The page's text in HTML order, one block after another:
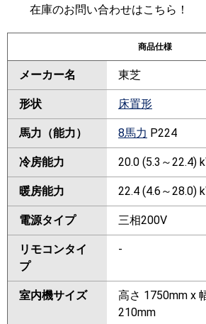
在庫のお問い合わせはこちら！
商品仕様
メーカー名 東芝
形状 床置形
馬力（能力） 8馬力 P224
冷房能力 20.0 (5.3～22.4)
暖房能力 22.4 (4.6～28.0)
電源タイプ 三相200V
リモコンタイ
プ
-
室内機サイズ
高さ 1750mm x
210mm